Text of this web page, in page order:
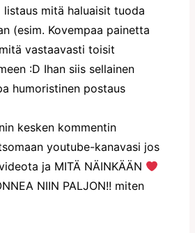
mitä haluaisit tuoda
(esim. Kovempaa painetta
vastaavasti toisit
:D Ihan siis sellainen
humoristinen postaus
kesken kommentin
youtube-kanavasi jos
ja MITÄ NÄINKÄÄN
NIIN PALJON!! miten